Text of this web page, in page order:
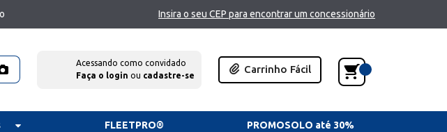
Insira o seu CEP para encontrar um concessionário
Acessando como convidado
Faça o login ou cadastre-se
Carrinho Fácil
FLEETPRO® PROMOSOLO até 30%